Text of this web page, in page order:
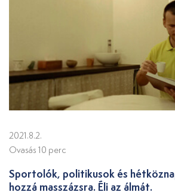
2021.8.2.
Ovasás 10 perc
Sportolók, politikusok és
hozzá masszázsra. Éli az álmát.